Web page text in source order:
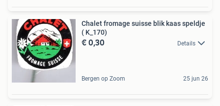
Chalet fromage suisse blik kaas speldje
( K_170)
€ 0,30 Details
Bergen op Zoom 25 jun 26